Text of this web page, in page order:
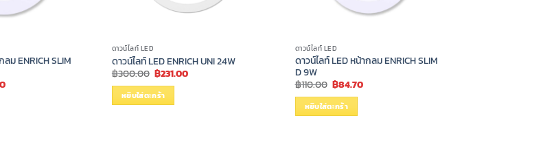
ม ENRICH SLIM
Current
ดาวน์ไลท์ LED
ดาวน์ไลท์ LED ENRICH UNI 24W
฿300.00 Original
price
was:
฿300.00.
฿231.00Current
หยิบใส่ตะกร้า
ดาวน์ไลท์ LED
ดาวน์ไลท์ LED หน้ากลม ENRICH SLIM
D 9W
฿110.00 Original
price
was:
฿110.00.
฿84.70Current
หยิบใส่ตะกร้า